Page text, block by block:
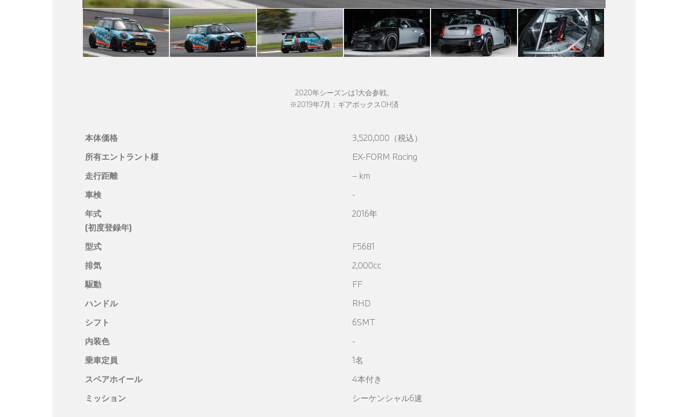
2020年シーズンは1大会参戦。
※2019年7月：ギアボックスOH済
本体価格
3,520,000（税込）
所有エントラント様
EX-FORM Racing
走行距離
– km
車検
-
年式
(初度登録年)
2016年
型式
F5681
排気
2,000cc
駆動
FF
ハンドル
RHD
シフト
6SMT
内装色
-
乗車定員
1名
スペアホイール
4本付き
ミッション
シーケンシャル6速